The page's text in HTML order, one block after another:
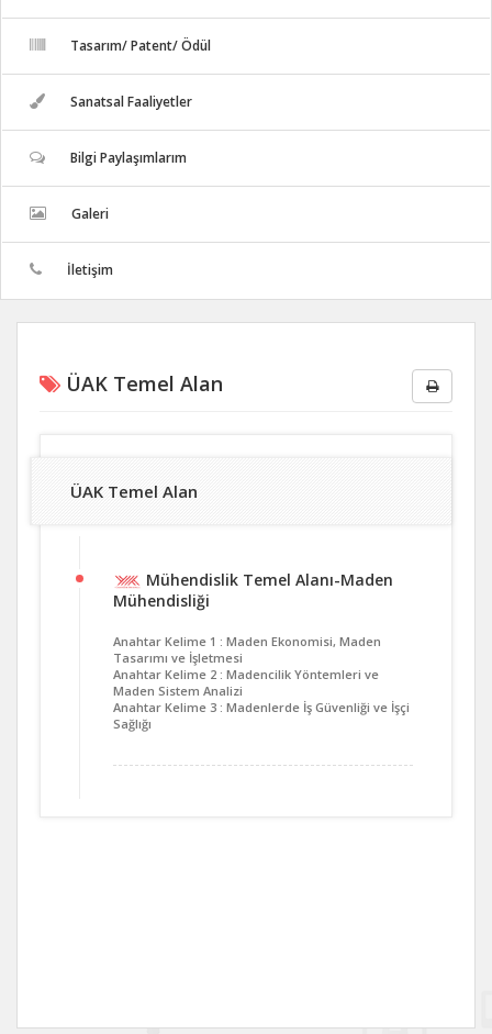
Tasarım/ Patent/ Ödül
Sanatsal Faaliyetler
Bilgi Paylaşımlarım
Galeri
İletişim
ÜAK Temel Alan
ÜAK Temel Alan
Mühendislik Temel Alanı-Maden
Mühendisliği
Anahtar Kelime 1 : Maden Ekonomisi, Maden
Tasarımı ve İşletmesi
Anahtar Kelime 2 : Madencilik Yöntemleri ve
Maden Sistem Analizi
Anahtar Kelime 3 : Madenlerde İş Güvenliği ve İşçi
Sağlığı